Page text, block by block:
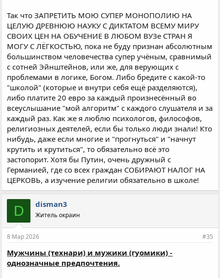
Так что ЗАПРЕТИТЬ МОЮ СУПЕР МОНОПОЛИЮ НА
ЦЕЛУЮ ДРЕВНЮЮ НАУКУ С ДИКТАТОМ ВСЕМУ МИРУ
СВОИХ ЦЕН НА ОБУЧЕНИЕ В ЛЮБОМ ВУЗе СТРАН Я
МОГУ С ЛЁГКОСТЬЮ, пока не буду признан абсолютным
большинством человечества супер учёным, сравнимый
с сотней Эйнштейнов, или же, для верующих с
проблемами в логике, Богом. Либо бредите с какой-то
"школой" (которые и внутри себя ещё разделяются),
либо платите 20 евро за каждый произнесённый во
всеуслышание "мой алгоритм" с каждого слушателя и за
каждый раз. Как же я люблю психологов, философов,
религиозных деятелей, если бы только люди знали! Кто
нибудь, даже если многие и "прогнуться" и "начнут
крутить и крутиться", то обязательно всё это
застопорит. Хотя бы Путин, очень дружный с
Германией, где со всех граждан СОБИРАЮТ НАЛОГ НА
ЦЕРКОВЬ, а изучение религии обязательно в школе!
D disman3
Житель окраин
8 Мар 2026 #35
Мужчины (технари) и мужики (гуомики) -
однозначные предпочтения.